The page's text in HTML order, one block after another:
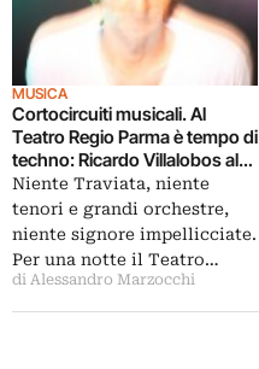
MUSICA
Cortocircuiti musicali. Al
Teatro Regio Parma è tempo di
techno: Ricardo Villalobos al
posto di Giuseppe Verdi
Niente Traviata, niente
tenori e grandi orchestre,
niente signore impellicciate.
Per una notte il Teatro…
di Alessandro Marzocchi